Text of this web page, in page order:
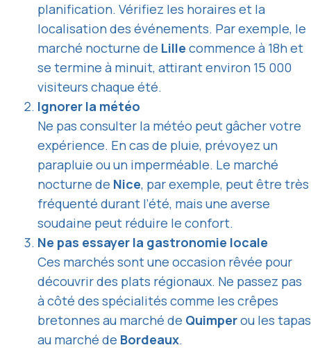
planification. Vérifiez les horaires et la
localisation des événements. Par exemple, le
marché nocturne de Lille commence à 18h et
se termine à minuit, attirant environ 15 000
visiteurs chaque été.
Ignorer la météo
Ne pas consulter la météo peut gâcher votre
expérience. En cas de pluie, prévoyez un
parapluie ou un imperméable. Le marché
nocturne de Nice, par exemple, peut être très
fréquenté durant l’été, mais une averse
soudaine peut réduire le confort.
Ne pas essayer la gastronomie locale
Ces marchés sont une occasion rêvée pour
découvrir des plats régionaux. Ne passez pas
à côté des spécialités comme les crêpes
bretonnes au marché de Quimperou les tapas
au marché de Bordeaux.